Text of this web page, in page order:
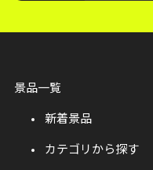
景品一覧
新着景品
カテゴリから探す